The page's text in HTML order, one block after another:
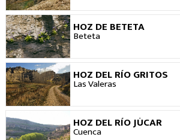
HOZ DE BETETA
Beteta VER
HOZ DEL RÍO GRITOS
Las Valeras VER
HOZ DEL RÍO JÚCAR
Cuenca VER